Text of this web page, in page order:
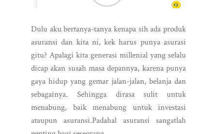
Dulu aku bertanya-tanya kenapa sih ada produk
asuransi dan kita ni, kek harus punya asurasi
gitu? Apalagi kita generasi millenial yang selalu
dicap akan susah masa depannya, karena punya
gaya hidup yang gemar jalan-jalan, belanja dan
sebagainya. Sehingga dirasa sulit untuk
menabung, baik menabung untuk investasi
ataupun asuransi.Padahal asuransi sangatlah